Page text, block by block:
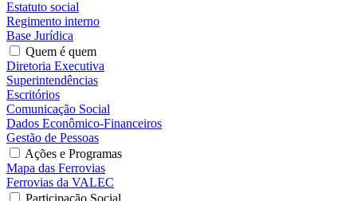
Estatuto social
Regimento interno
Base Jurídica
Quem é quem
Diretoria Executiva
Superintendências
Escritórios
Comunicação Social
Dados Econômico-Financeiros
Gestão de Pessoas
Ações e Programas
Mapa das Ferrovias
Ferrovias da VALEC
Participação Social